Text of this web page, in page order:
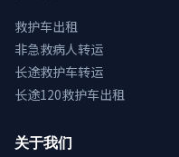
救护车出租
非急救病人转运
长途救护车转运
长途120救护车出租
关于我们